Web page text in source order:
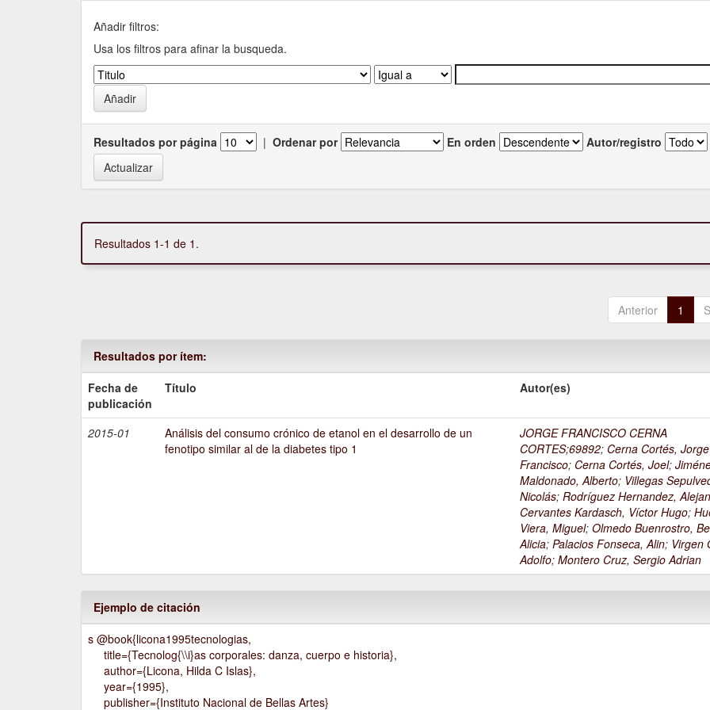
Añadir filtros:
Usa los filtros para afinar la busqueda.
Resultados por página | Ordenar por En orden Autor/registro
Resultados 1-1 de 1.
Anterior 1
Resultados por ítem:
Fecha de
publicación
Título Autor(es)
2015-01
Análisis del consumo crónico de etanol en el desarrollo de un
fenotipo similar al de la diabetes tipo 1
JORGE FRANCISCO CERNA
CORTES;69892; Cerna Cortés, Jorge
Francisco; Cerna Cortés, Joel;
Maldonado, Alberto; Villegas
Nicolás;Rodríguez Hernandez,
Cervantes Kardasch, Víctor Hugo;
Viera, Miguel;Olmedo Buenrostro,
Alicia;Palacios Fonseca, Alin; Virgen
Adolfo;Montero Cruz, Sergio Adrian
Ejemplo de citación
s @book{licona1995tecnologias,
title={Tecnolog{\\i}as corporales: danza, cuerpo e historia},
author={Licona, Hilda C Islas},
year={1995},
publisher={Instituto Nacional de Bellas Artes}